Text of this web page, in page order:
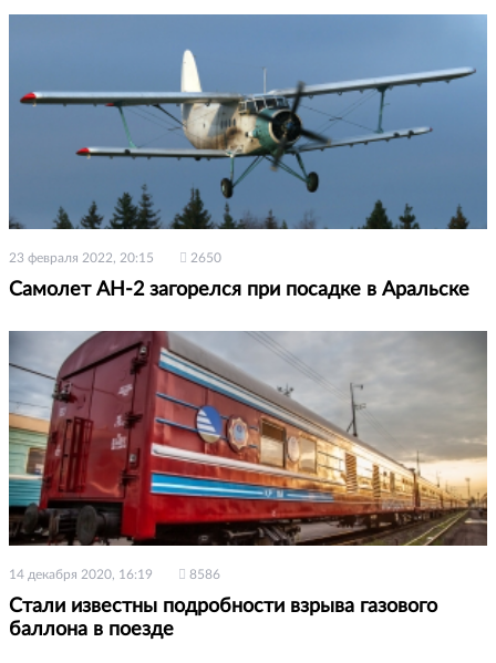
23 февраля 2022, 20:15 2650
Самолет АН-2 загорелся при посадке в Аральске
14 декабря 2020, 16:19 8586
Стали известны подробности взрыва газового
баллона в поезде